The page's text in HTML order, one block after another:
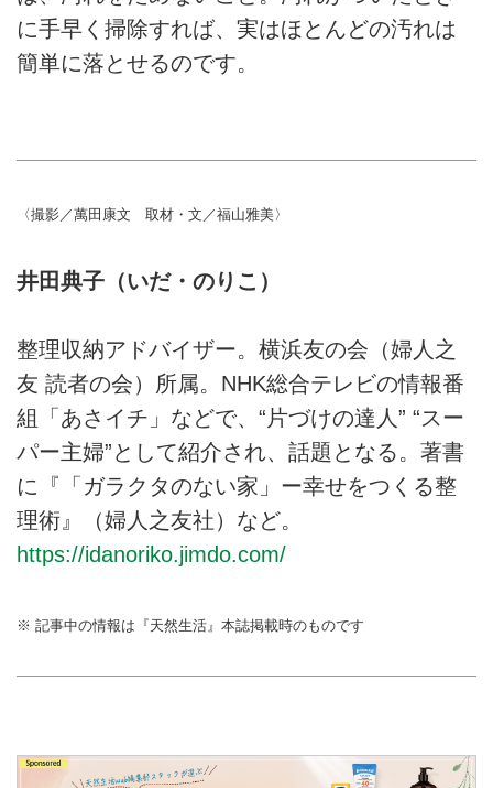
に手早く掃除すれば、実はほとんどの汚れは
簡単に落とせるのです。
〈撮影／萬田康文 取材・文／福山雅美〉
井田典子（いだ・のりこ）
整理収納アドバイザー。横浜友の会（婦人之
友 読者の会）所属。NHK総合テレビの情報番
組「あさイチ」などで、“片づけの達人” “スー
パー主婦”として紹介され、話題となる。著書
に『「ガラクタのない家」ー幸せをつくる整
理術』（婦人之友社）など。
https://idanoriko.jimdo.com/
※ 記事中の情報は『天然生活』本誌掲載時のものです